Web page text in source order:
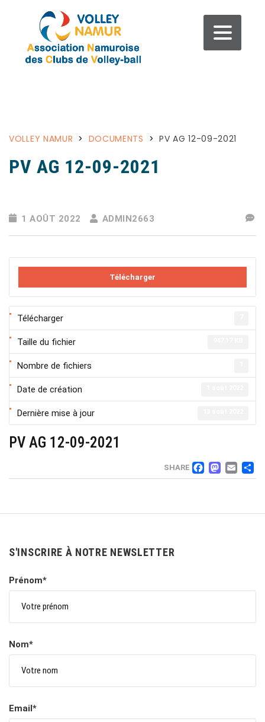
VOLLEY NAMUR > DOCUMENTS > PV AG 12-09-2021
PV AG 12-09-2021
1 AOÛT 2022 ADMIN2663
Télécharger
Télécharger
Taille du fichier
Nombre de fichiers
Date de création
Dernière mise à jour
PV AG 12-09-2021
SHARE
S'INSCRIRE À NOTRE NEWSLETTER
Prénom*
Nom*
Email*